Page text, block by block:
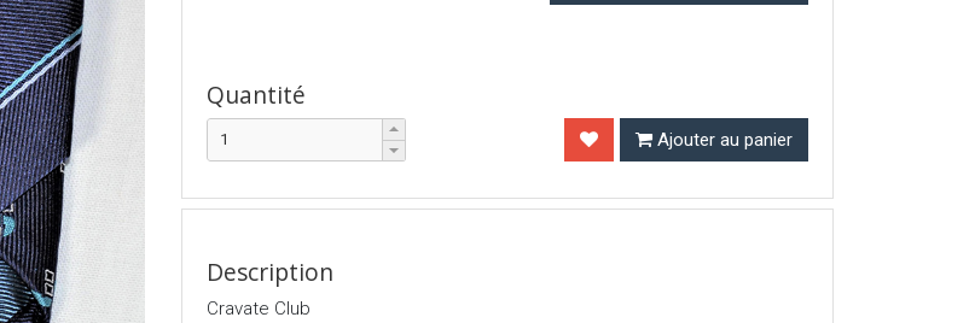
Quantité
Ajouter au panier
Description
Cravate Club